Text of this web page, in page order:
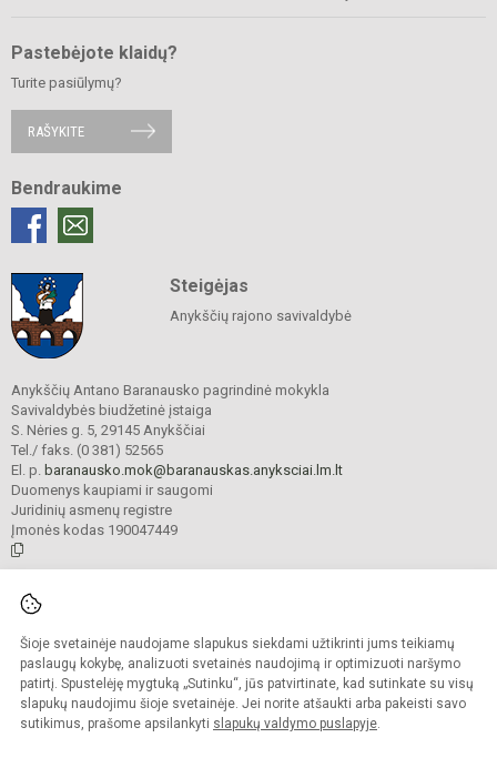
Šioje svetainėje naudojame slapukus siekdami užtikrinti jums teikiamų
paslaugų kokybę, analizuoti svetainės naudojimą ir optimizuoti naršymo
patirtį. Spustelėję mygtuką „Sutinku“, jūs patvirtinate, kad sutinkate su visų
slapukų naudojimu šioje svetainėje. Jei norite atšaukti arba pakeisti savo
sutikimus, prašome apsilankyti slapukų valdymo puslapyje.
Pastebėjote klaidų?
Turite pasiūlymų?
RAŠYKITE
Bendraukime
Steigėjas
Anykščių rajono savivaldybė
Anykščių Antano Baranausko pagrindinė mokykla
Savivaldybės biudžetinė įstaiga
S. Nėries g. 5, 29145 Anykščiai
Tel./ faks. (0 381) 52565
El. p. baranausko.mok@baranauskas.anyksciai.lm.lt
Duomenys kaupiami ir saugomi
Juridinių asmenų registre
Įmonės kodas 190047449
Kopijuoti turinį be raštiško mokyklos administracijos sutikimo griežtai
draudžiama.
Prieinamumo paraiška Slapukų valdymas
Sumanus būdas atnaujinti